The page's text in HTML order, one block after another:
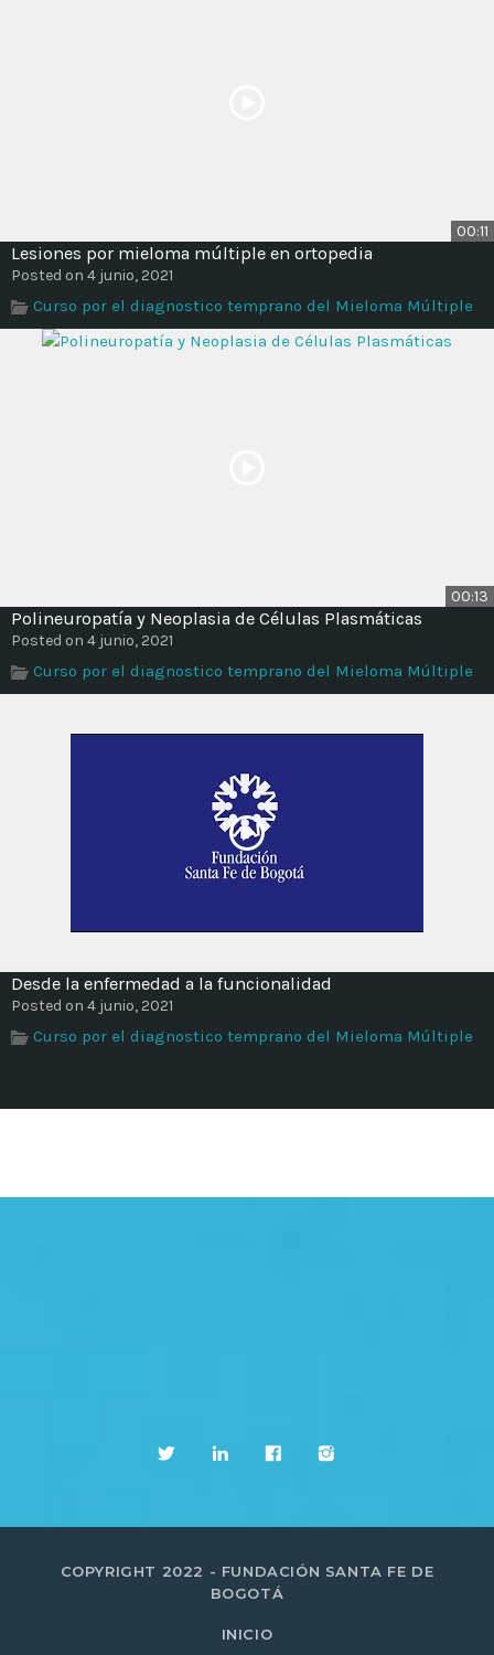
00:11
Lesiones por mieloma múltiple en ortopedia
Posted on 4 junio, 2021
Curso por el diagnostico temprano del Mieloma Múltiple
00:13
Polineuropatía y Neoplasia de Células Plasmáticas
Posted on 4 junio, 2021
Curso por el diagnostico temprano del Mieloma Múltiple
Desde la enfermedad a la funcionalidad
Posted on 4 junio, 2021
Curso por el diagnostico temprano del Mieloma Múltiple
COPYRIGHT 2022 - FUNDACIÓN SANTA FE DE
BOGOTÁ
INICIO